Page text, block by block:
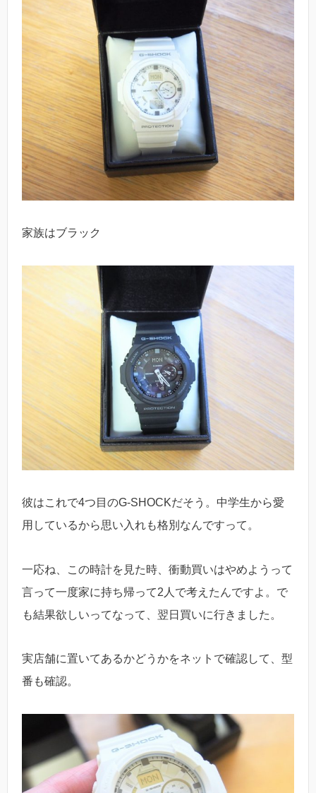
家族はブラック
彼はこれで4つ目のG-SHOCKだそう。中学生から愛
用しているから思い入れも格別なんですって。
一応ね、この時計を見た時、衝動買いはやめようって
言って一度家に持ち帰って2人で考えたんですよ。で
も結果欲しいってなって、翌日買いに行きました。
実店舗に置いてあるかどうかをネットで確認して、型
番も確認。